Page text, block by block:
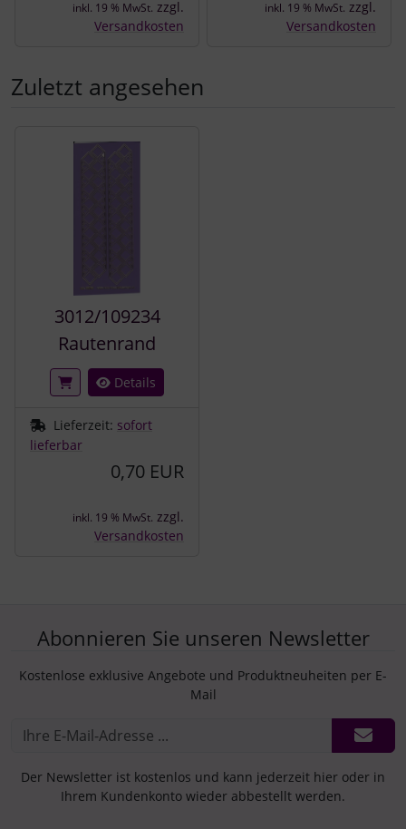
inkl. 19 % MwSt. zzgl.
Versandkosten
inkl. 19 % MwSt. zzgl.
Versandkosten
Zuletzt angesehen
3012/109234
Rautenrand
Details
Lieferzeit: sofort
lieferbar
0,70 EUR
inkl. 19 % MwSt. zzgl.
Versandkosten
Abonnieren Sie unseren Newsletter
Kostenlose exklusive Angebote und Produktneuheiten per E-
Mail
Der Newsletter ist kostenlos und kann jederzeit hier oder in
Ihrem Kundenkonto wieder abbestellt werden.